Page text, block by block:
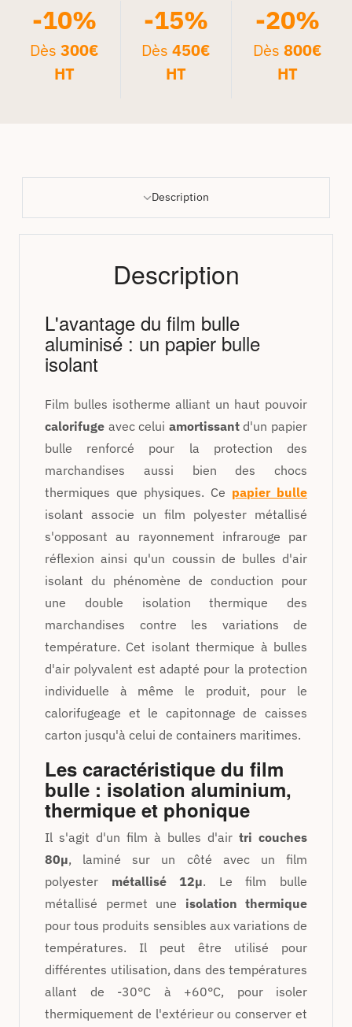
-10%
Dès300€
HT
-15%
Dès 450€
HT
-20%
Dès 800€
HT
Description
Description
L'avantage du film bulle
aluminisé : un papier bulle
isolant
Film bulles isotherme alliant un haut pouvoir
calorifuge avec celui amortissantd'un papier
bulle renforcé pour la protection des
marchandises aussi bien des chocs
thermiques que physiques. Ce papier bulle
isolant associe un film polyester métallisé
s'opposant au rayonnement infrarouge par
réflexion ainsi qu'un coussin de bulles d'air
isolant du phénomène de conduction pour
une double isolation thermique des
marchandises contre les variations de
température. Cet isolant thermique à bulles
d'air polyvalent est adapté pour la protection
individuelle à même le produit, pour le
calorifugeage et le capitonnage de caisses
carton jusqu'à celui de containers maritimes.
Les caractéristique du film
bulle : isolation aluminium,
thermique et phonique
Il s'agit d'un film à bulles d'air tri couches
80µ, laminé sur un côté avec un film
polyester métallisé 12µ. Le film bulle
métallisé permet une isolation thermique
pour tous produits sensibles aux variations de
températures. Il peut être utilisé pour
différentes utilisation, dans des températures
allant de -30°C à +60°C, pour isoler
thermiquement de l'extérieur ou conserver et